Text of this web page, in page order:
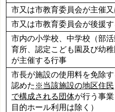
市又は市教育委員会が主催
市又は市教育委員会が後援
市内の小学校、中学校（部
育所、認定こども園及び幼稚
が主催する行事
市長が施設の使用料を免除
認めた ※当該施設の地区住民
で構成される団体が行う事
目的ホール利用は除く）